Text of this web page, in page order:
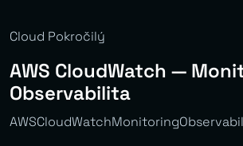
Cloud Pokročilý
AWS CloudWatch —
Observabilita